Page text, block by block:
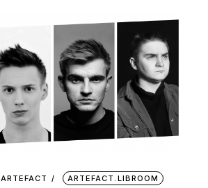
ARTEFACT ARTEFACT.LIBROOM